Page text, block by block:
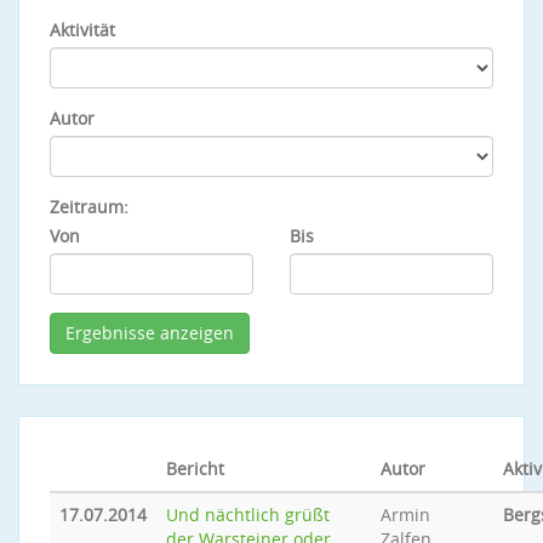
Aktivität
Autor
Zeitraum:
Von
Bis
Bericht Autor
17.07.2014
Und nächtlich grüßt
Armin